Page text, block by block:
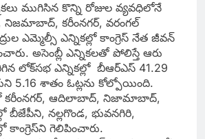
ముగిసిన కొన్ని రోజుల వ్యవధిలోనే
కరీంనగర్‌, వరంగల్‌
ఎమ్మెల్సీ ఎన్నికల్లో కాంగ్రెస్‌ నేత జీవన్‌
అసెంబ్లీ ఎన్నికలతో పోలిస్తే ఆరు
లోక్‌సభ ఎన్నికల్లో బీఆర్‌ఎస్‌ 41.29
5.16 శాతం ఓట్లను కోల్పోయింది.
కరీంనగర్‌, ఆదిలాబాద్‌, నిజామాబాద్‌,
బీజేపీని, నల్లగొండ, భువనగిరి,
గెలిపించారు.